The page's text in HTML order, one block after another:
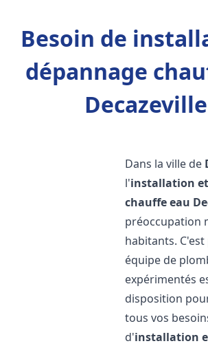
Besoin de
dépannage
Dans la ville de
l'installation
chauffe eau
préoccupation
habitants.
équipe de
expérimentés
disposition
tous vos
d'installation